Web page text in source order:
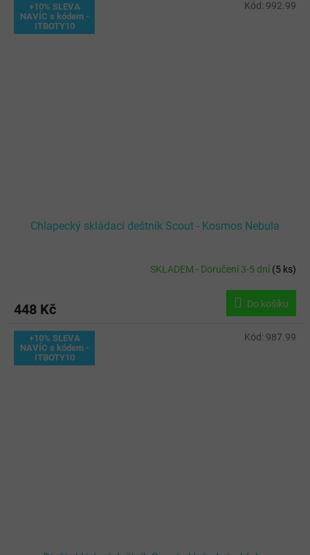
+10% SLEVA
NAVÍC s kódem -
ITBOTY10
Chlapecký skládací deštník Scout - Kosmos Nebula
SKLADEM - Doručení 3-5 dní(5 ks)
448 Kč Do košíku
Kód: 992.99
+10% SLEVA
NAVÍC s kódem -
ITBOTY10
Kód: 987.99